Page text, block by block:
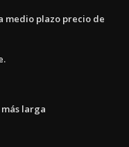
medio plazo precio de
larga